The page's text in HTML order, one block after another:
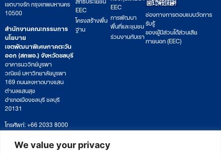
We value your privacy
เขตบางรัก กรุงเทพมหานคร
10500
สำนักงานคณะกรรมการ
นโยบาย
เขตพัฒนาพิเศษภาคตะวัน
ออก (สกพอ.) จังหวัดชลบุรี
อาคารนววิทย์บูรพา
วณิชย์ มหาวิทยาลัยบูรพา
169 ถนนลงหาดบางแสน
ตำบลแสนสุข
อำเภอเมืองชลบุรี ชลบุรี
20131
โทรศัพท์: +66 2033 8000
เวลาทำการ: จันทร์ – ศุกร์
09:00 – 17:00 น.
ติดตามหนังสือหรือยื่นเอกสาร
EEC
โครงสร้างพื้น
ฐาน
EEC
การพัฒนา
พื้นที่และชุมชน
ร่วมงานกับเรา
ช่องทางการตอบแบบวัดการ
รับรู้
ของผู้มีส่วนได้ส่วนเสีย
ภายนอก (EEC)